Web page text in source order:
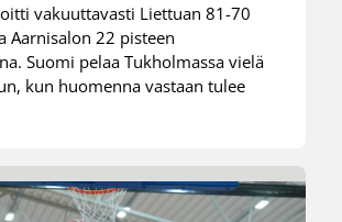
vakuuttavasti Liettuan 81-70
Aarnisalon 22 pisteen
Suomi pelaa Tukholmassa vielä
kun huomenna vastaan tulee